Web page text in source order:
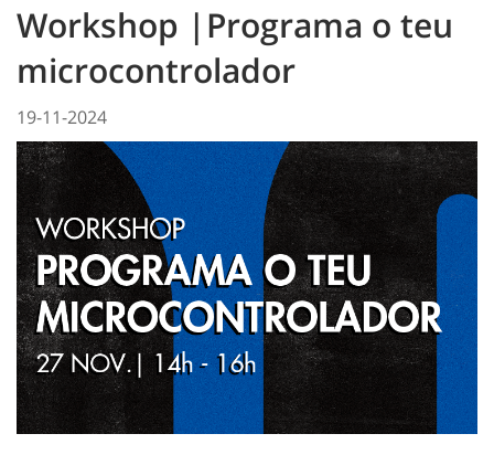
Workshop |Programa o teu
microcontrolador
19-11-2024